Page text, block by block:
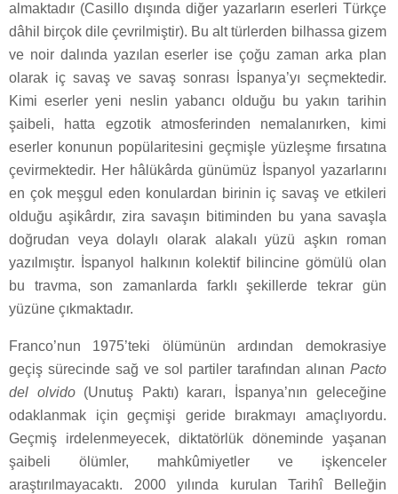
almaktadır (Casillo dışında diğer yazarların eserleri Türkçe
dâhil birçok dile çevrilmiştir). Bu alt türlerden bilhassa gizem
ve noir dalında yazılan eserler ise çoğu zaman arka plan
olarak iç savaş ve savaş sonrası İspanya’yı seçmektedir.
Kimi eserler yeni neslin yabancı olduğu bu yakın tarihin
şaibeli, hatta egzotik atmosferinden nemalanırken, kimi
eserler konunun popülaritesini geçmişle yüzleşme fırsatına
çevirmektedir. Her hâlükârda günümüz İspanyol yazarlarını
en çok meşgul eden konulardan birinin iç savaş ve etkileri
olduğu aşikârdır, zira savaşın bitiminden bu yana savaşla
doğrudan veya dolaylı olarak alakalı yüzü aşkın roman
yazılmıştır. İspanyol halkının kolektif bilincine gömülü olan
bu travma, son zamanlarda farklı şekillerde tekrar gün
yüzüne çıkmaktadır.
Franco’nun 1975’teki ölümünün ardından demokrasiye
geçiş sürecinde sağ ve sol partiler tarafından alınan Pacto
del olvido (Unutuş Paktı) kararı, İspanya’nın geleceğine
odaklanmak için geçmişi geride bırakmayı amaçlıyordu.
Geçmiş irdelenmeyecek, diktatörlük döneminde yaşanan
şaibeli ölümler, mahkûmiyetler ve işkenceler
araştırılmayacaktı. 2000 yılında kurulan Tarihî Belleğin